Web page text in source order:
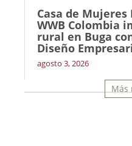
Casa de Mujeres
WWB Colombia
rural en Buga
Diseño
agosto 3, 2026
Más